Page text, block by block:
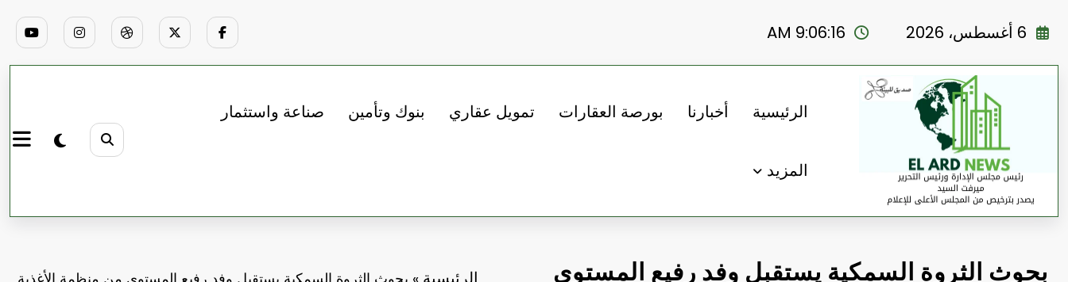
6 أغسطس، 2026 9:06:17 AM
الرئيسية أخبارنا بورصة العقارات تمويل عقاري بنوك وتأمين صناعة واستثمار
المزيد
بحوث الثروة السمكية يستقبل وفد رفيع المستوى